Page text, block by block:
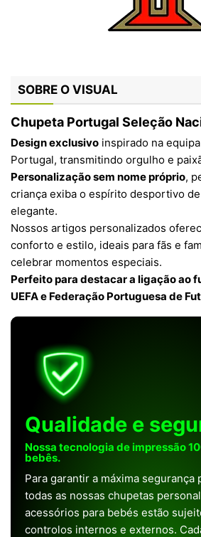
SOBRE O VISUAL
Chupeta Portugal Seleção
Design exclusivo inspirado na
Portugal, transmitindo orgulho e
Personalização sem nome próprio,
criança exiba o espírito desportivo
elegante.
Nossos artigos personalizados
conforto e estilo, ideais para fãs e
celebrar momentos especiais.
Perfeito para destacar a ligação ao
UEFA e Federação Portuguesa de
Qualidade e
Nossa tecnologia de impressão
bebês.
Para garantir a máxima segurança
todas as nossas chupetas
acessórios para bebés estão
controlos internos e externos.